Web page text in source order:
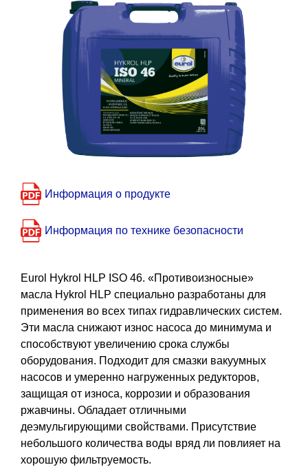
Информация о продукте
Информация по технике безопасности
Eurol Hykrol HLP ISO 46. «Противоизносные»
масла Hykrol HLP специально разработаны для
применения во всех типах гидравлических систем.
Эти масла снижают износ насоса до минимума и
способствуют увеличению срока службы
оборудования. Подходит для смазки вакуумных
насосов и умеренно нагруженных редукторов,
защищая от износа, коррозии и образования
ржавчины. Обладает отличными
деэмульгирующими свойствами. Присутствие
небольшого количества воды вряд ли повлияет на
хорошую фильтруемость.